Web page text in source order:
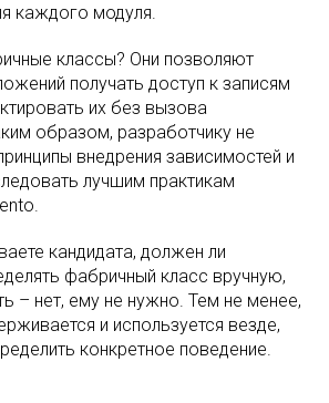
каждого модуля.
классы? Они позволяют
получать доступ к записям
их без вызова
образом, разработчику не
внедрения зависимостей и
лучшим практикам
кандидата, должен ли
фабричный класс вручную,
– нет, ему не нужно. Тем не менее,
и используется везде,
конкретное поведение.